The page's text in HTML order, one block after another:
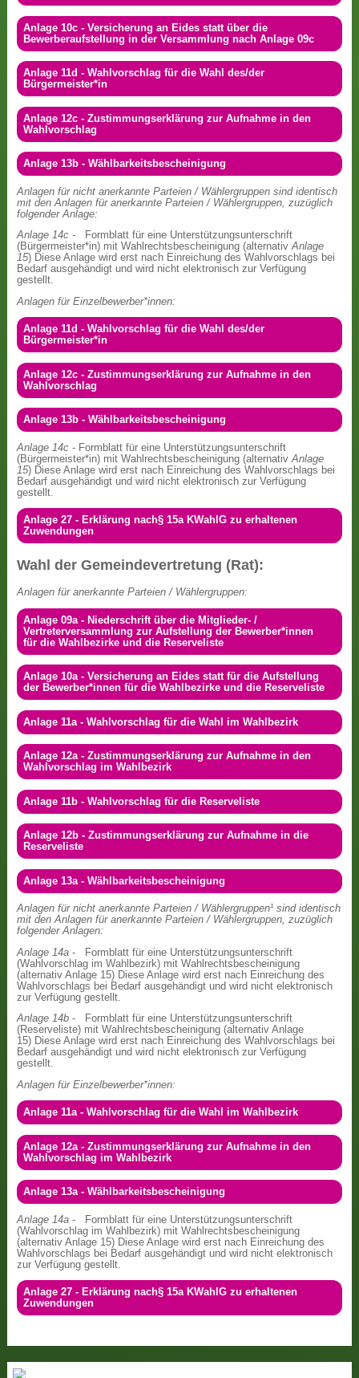
Anlage 10c - Versicherung an Eides statt über die
Bewerberaufstellung in der Versammlung nach Anlage 09c
Anlage 11d - Wahlvorschlag für die Wahl des/der
Bürgermeister*in
Anlage 12c - Zustimmungserklärung zur Aufnahme in den
Wahlvorschlag
Anlage 13b - Wählbarkeitsbescheinigung
Anlagen für nicht anerkannte Parteien / Wählergruppen sind identisch
mit den Anlagen für anerkannte Parteien / Wählergruppen, zuzüglich
folgender Anlage:
Anlage 14c - Formblatt für eine Unterstützungsunterschrift
(Bürgermeister*in) mit Wahlrechtsbescheinigung (alternativAnlage
15) Diese Anlage wird erst nach Einreichung des Wahlvorschlags bei
Bedarf ausgehändigt und wird nicht elektronisch zur Verfügung
gestellt.
Anlagen für Einzelbewerber*innen:
Anlage 11d - Wahlvorschlag für die Wahl des/der
Bürgermeister*in
Anlage 12c - Zustimmungserklärung zur Aufnahme in den
Wahlvorschlag
Anlage 13b - Wählbarkeitsbescheinigung
Anlage 14c - Formblatt für eine Unterstützungsunterschrift
(Bürgermeister*in) mit Wahlrechtsbescheinigung (alternativAnlage
15) Diese Anlage wird erst nach Einreichung des Wahlvorschlags bei
Bedarf ausgehändigt und wird nicht elektronisch zur Verfügung
gestellt.
Anlage 27 - Erklärung nach§ 15a KWahlG zu erhaltenen
Zuwendungen
Wahl der Gemeindevertretung (Rat):
Anlagen für anerkannte Parteien / Wählergruppen:
Anlage 09a - Niederschrift über die Mitglieder- /
Vertreterversammlung zur Aufstellung der Bewerber*innen
für die Wahlbezirke und die Reserveliste
Anlage 10a - Versicherung an Eides statt für die Aufstellung
der Bewerber*innen für die Wahlbezirke und die Reserveliste
Anlage 11a - Wahlvorschlag für die Wahl im Wahlbezirk
Anlage 12a - Zustimmungserklärung zur Aufnahme in den
Wahlvorschlag im Wahlbezirk
Anlage 11b - Wahlvorschlag für die Reserveliste
Anlage 12b - Zustimmungserklärung zur Aufnahme in die
Reserveliste
Anlage 13a - Wählbarkeitsbescheinigung
Anlagen für nicht anerkannte Parteien / Wählergruppen¹ sind identisch
mit den Anlagen für anerkannte Parteien / Wählergruppen, zuzüglich
folgender Anlagen:
Anlage 14a - Formblatt für eine Unterstützungsunterschrift
(Wahlvorschlag im Wahlbezirk) mit Wahlrechtsbescheinigung
(alternativ Anlage 15) Diese Anlage wird erst nach Einreichung des
Wahlvorschlags bei Bedarf ausgehändigt und wird nicht elektronisch
zur Verfügung gestellt.
Anlage 14b - Formblatt für eine Unterstützungsunterschrift
(Reserveliste) mit Wahlrechtsbescheinigung (alternativ Anlage
15) Diese Anlage wird erst nach Einreichung des Wahlvorschlags bei
Bedarf ausgehändigt und wird nicht elektronisch zur Verfügung
gestellt.
Anlagen für Einzelbewerber*innen:
Anlage 11a - Wahlvorschlag für die Wahl im Wahlbezirk
Anlage 12a - Zustimmungserklärung zur Aufnahme in den
Wahlvorschlag im Wahlbezirk
Anlage 13a - Wählbarkeitsbescheinigung
Anlage 14a - Formblatt für eine Unterstützungsunterschrift
(Wahlvorschlag im Wahlbezirk) mit Wahlrechtsbescheinigung
(alternativ Anlage 15) Diese Anlage wird erst nach Einreichung des
Wahlvorschlags bei Bedarf ausgehändigt und wird nicht elektronisch
zur Verfügung gestellt.
Anlage 27 - Erklärung nach§ 15a KWahlG zu erhaltenen
Zuwendungen